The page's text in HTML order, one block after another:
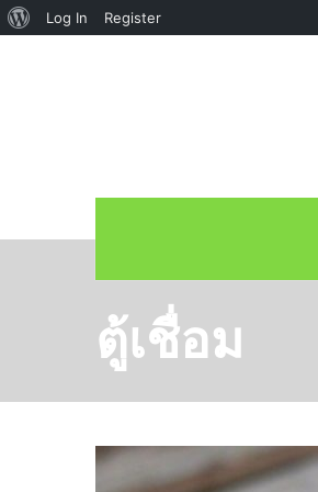
ตู้เชื่อม
About
Log In Register